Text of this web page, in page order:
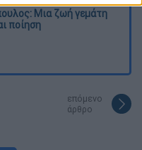
Μια ζωή γεμάτη
ποίηση
επόμενο
άρθρο